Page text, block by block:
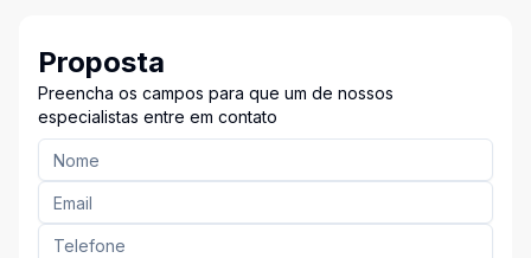
Proposta
Preencha os campos para que um de nossos
especialistas entre em contato